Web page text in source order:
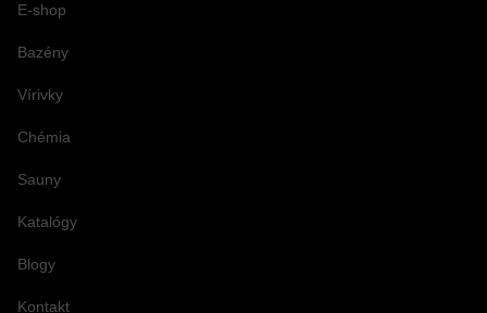
E-shop
Bazény
Vírivky
Chémia
Sauny
Katalógy
Blogy
Kontakt